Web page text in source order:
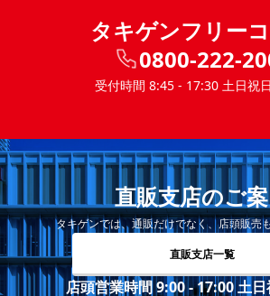
タキゲンフリー
0800-222-
受付時間 8:45 - 17:30 土日祝
直販支店のご
タキゲンでは、通販だけでなく、店頭販売
直販支店一覧
店頭営業時間 9:00 - 17:00 土日